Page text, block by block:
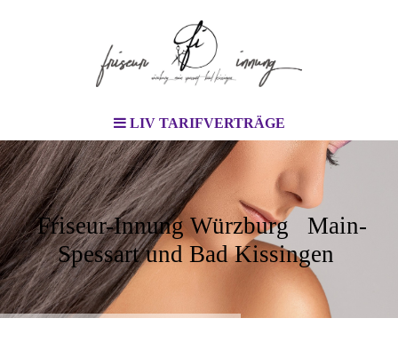
LIV TARIFVERTRÄGE
Friseur-Innung Würzburg Main-
Spessart und Bad Kissingen